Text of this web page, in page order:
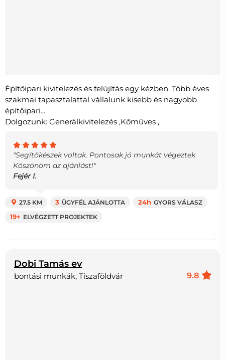
Építőipari kivitelezés és felújítás egy kézben. Több éves
szakmai tapasztalattal vállalunk kisebb és nagyobb
építőipari...
Dolgozunk: Generàlkivitelezés ,Kőműves ,
"Segítőkészek voltak. Pontosak jó munkát végeztek
Köszönöm az ajánlást!"
Fejér I.
27.5 KM 3 ÜGYFÉL AJÁNLOTTA 24h GYORS VÁLASZ
19+ ELVÉGZETT PROJEKTEK
Dobi Tamás ev
9.8
bontási munkák, Tiszaföldvár